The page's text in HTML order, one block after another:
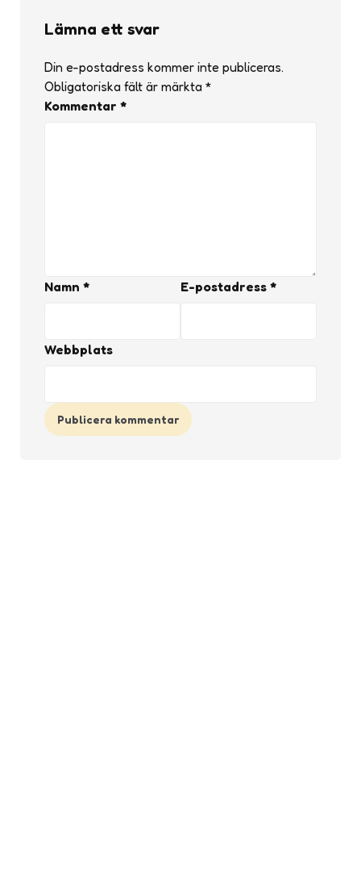
Lämna ett svar
Din e-postadress kommer inte publiceras.
Obligatoriska fält är märkta *
Kommentar *
Namn * E-postadress *
Webbplats